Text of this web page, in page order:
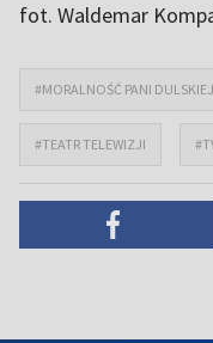
fot. Waldemar
#MORALNOŚĆ PANI DULSKIEJ
#TEATR TELEWIZJI